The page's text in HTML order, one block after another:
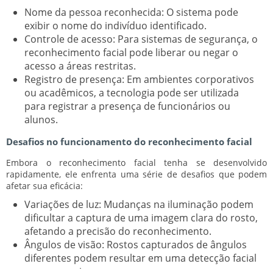
Nome da pessoa reconhecida: O sistema pode
exibir o nome do indivíduo identificado.
Controle de acesso: Para sistemas de segurança, o
reconhecimento facial pode liberar ou negar o
acesso a áreas restritas.
Registro de presença: Em ambientes corporativos
ou acadêmicos, a tecnologia pode ser utilizada
para registrar a presença de funcionários ou
alunos.
Desafios no funcionamento do reconhecimento facial
Embora o reconhecimento facial tenha se desenvolvido
rapidamente, ele enfrenta uma série de desafios que podem
afetar sua eficácia:
Variações de luz: Mudanças na iluminação podem
dificultar a captura de uma imagem clara do rosto,
afetando a precisão do reconhecimento.
Ângulos de visão: Rostos capturados de ângulos
diferentes podem resultar em uma detecção facial